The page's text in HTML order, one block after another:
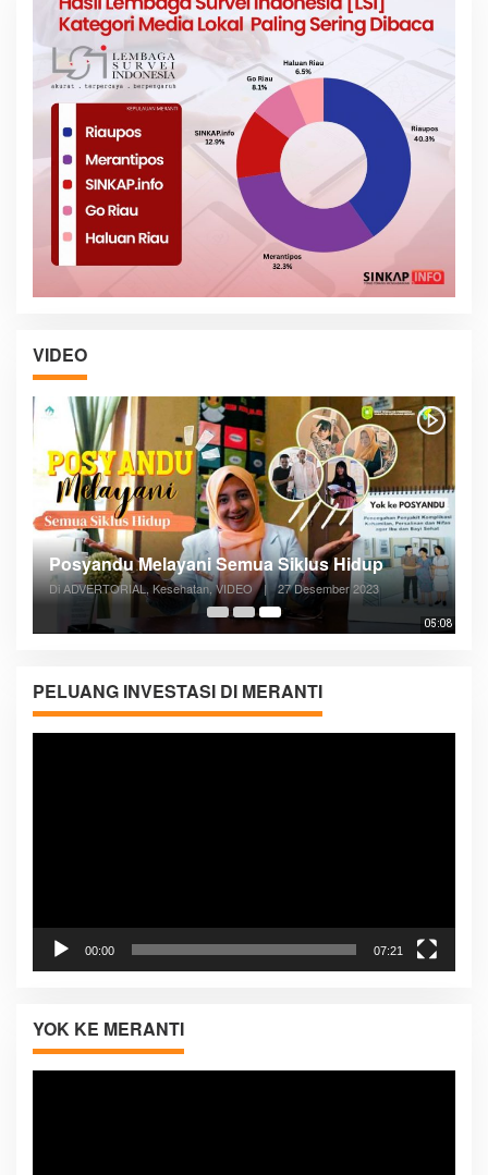
VIDEO
05:08
Posyandu Melayani Semua Siklus Hidup
Di ADVERTORIAL, Kesehatan, VIDEO | 27 Desember 2023
PELUANG INVESTASI DI MERANTI
00:00 07:21
YOK KE MERANTI
Pemutar